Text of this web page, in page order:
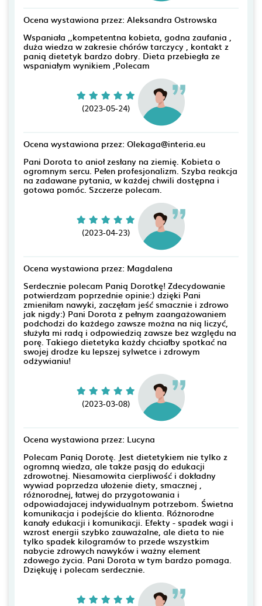
Ocena wystawiona przez: Aleksandra Ostrowska
Wspaniała ,,kompetentna kobieta, godna zaufania ,
duża wiedza w zakresie chórów tarczycy , kontakt z
panią dietetyk bardzo dobry. Dieta przebiegła ze
wspaniałym wynikiem ,Polecam
(2023-05-24)
Ocena wystawiona przez: Olekaga@interia.eu
Pani Dorota to anioł zesłany na ziemię. Kobieta o
ogromnym sercu. Pełen profesjonalizm. Szyba reakcja
na zadawane pytania, w każdej chwili dostępna i
gotowa pomóc. Szczerze polecam.
(2023-04-23)
Ocena wystawiona przez: Magdalena
Serdecznie polecam Panią Dorotkę! Zdecydowanie
potwierdzam poprzednie opinie:) dzięki Pani
zmieniłam nawyki, zaczęłam jeść smacznie i zdrowo
jak nigdy:) Pani Dorota z pełnym zaangażowaniem
podchodzi do każdego zawsze można na nią liczyć,
służyła mi radą i odpowiedzią zawsze bez względu na
porę. Takiego dietetyka każdy chciałby spotkać na
swojej drodze ku lepszej sylwetce i zdrowym
odżywianiu!
(2023-03-08)
Ocena wystawiona przez: Lucyna
Polecam Panią Dorotę. Jest dietetykiem nie tylko z
ogromną wiedza, ale także pasją do edukacji
zdrowotnej. Niesamowita cierpliwość i dokładny
wywiad poprzedza ułożenie diety, smacznej ,
różnorodnej, łatwej do przygotowania i
odpowiadajacej indywidualnym potrzebom. Świetna
komunikacja i podejście do klienta. Różnorodne
kanały edukacji i komunikacji. Efekty - spadek wagi i
wzrost energii szybko zauważalne, ale dieta to nie
tylko spadek kilogramów to przede wszystkim
nabycie zdrowych nawyków i ważny element
zdowego życia. Pani Dorota w tym bardzo pomaga.
Dziękuję i polecam serdecznie.